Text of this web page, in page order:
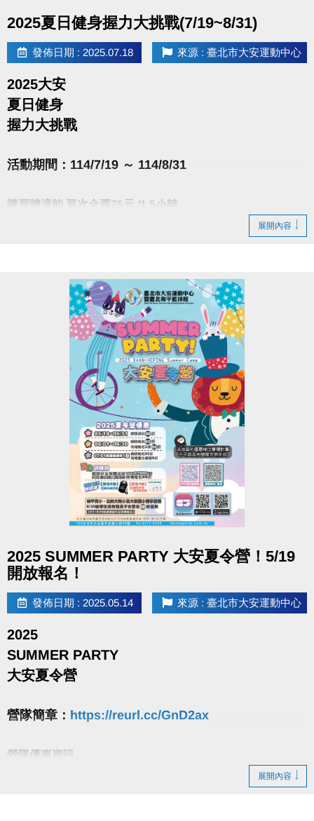
2025夏日健身握力大挑戰(7/19~8/31)
發佈日期 : 2025.07.18 來源 : 臺北市大安運動中心
2025大安
夏日健身
握力大挑戰
活動期間：114/7/19 ～ 114/8/31
購買體適能 單次全票75元 /1.5小時，
男生43kg(含)以上；女生28kg(含)以上
(1)體適能中心入場券(1小時) 一張
(2)INBODY檢測券 一張
(3)體適能中心30分鐘加時券 一張
(4)運動毛巾 一條(不挑款，送完為止)
(5)寶礦力 一瓶(送完為止)
鼓勵獎(未達分數)：寶礦力粉*2包 (送完為止)
入場。
完成，逾期將不受理。
要求重新挑戰。機器操作規範與實際分數，依現場工作人員判斷為主。
※獎項「體適能中心一小時使用券」、「INBODY檢測券」、「體適能中心30分鐘
展開內容
2025 SUMMER PARTY 大安夏令營！5/19
開放報名！
發佈日期 : 2025.05.14 來源 : 臺北市大安運動中心
2025
SUMMER PARTY
大安夏令營
營隊簡章： https://reurl.cc/GnD2ax
營隊優惠資訊
展開內容